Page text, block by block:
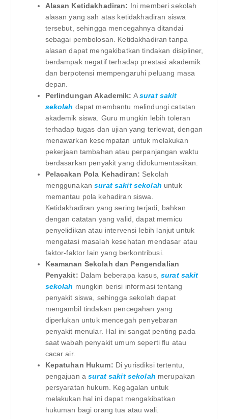
Alasan Ketidakhadiran: Ini memberi sekolah
alasan yang sah atas ketidakhadiran siswa
tersebut, sehingga mencegahnya ditandai
sebagai pembolosan. Ketidakhadiran tanpa
alasan dapat mengakibatkan tindakan disipliner,
berdampak negatif terhadap prestasi akademik
dan berpotensi mempengaruhi peluang masa
depan.
Perlindungan Akademik: Asurat sakit
sekolah dapat membantu melindungi catatan
akademik siswa. Guru mungkin lebih toleran
terhadap tugas dan ujian yang terlewat, dengan
menawarkan kesempatan untuk melakukan
pekerjaan tambahan atau perpanjangan waktu
berdasarkan penyakit yang didokumentasikan.
Pelacakan Pola Kehadiran: Sekolah
menggunakansurat sakit sekolah untuk
memantau pola kehadiran siswa.
Ketidakhadiran yang sering terjadi, bahkan
dengan catatan yang valid, dapat memicu
penyelidikan atau intervensi lebih lanjut untuk
mengatasi masalah kesehatan mendasar atau
faktor-faktor lain yang berkontribusi.
Keamanan Sekolah dan Pengendalian
Penyakit: Dalam beberapa kasus,surat sakit
sekolah mungkin berisi informasi tentang
penyakit siswa, sehingga sekolah dapat
mengambil tindakan pencegahan yang
diperlukan untuk mencegah penyebaran
penyakit menular. Hal ini sangat penting pada
saat wabah penyakit umum seperti flu atau
cacar air.
Kepatuhan Hukum: Di yurisdiksi tertentu,
pengajuan asurat sakit sekolah merupakan
persyaratan hukum. Kegagalan untuk
melakukan hal ini dapat mengakibatkan
hukuman bagi orang tua atau wali.